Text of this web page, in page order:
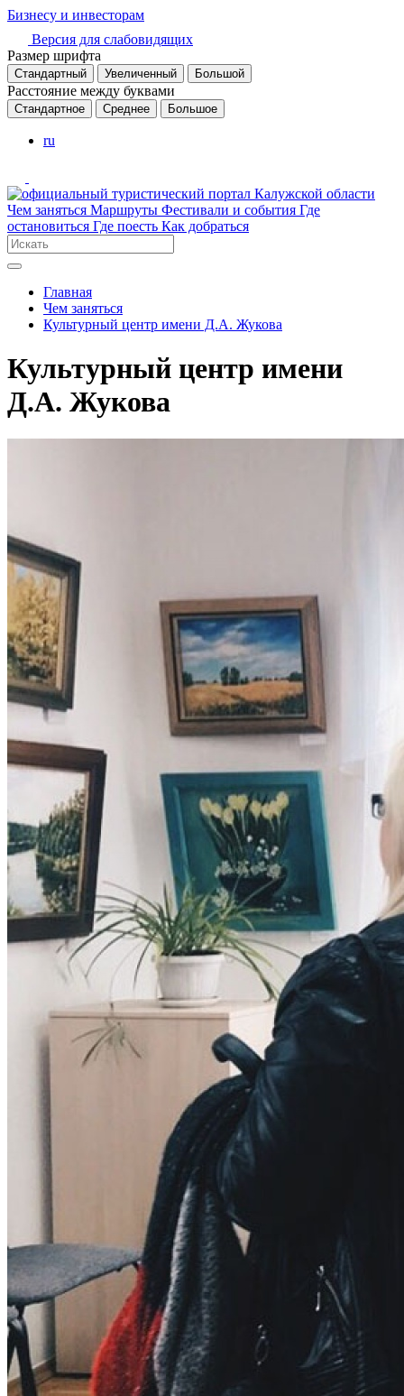
Бизнесу и инвесторам
Версия для слабовидящих
Размер шрифта
Стандартный Увеличенный Большой
Расстояние между буквами
Стандартное Среднее Большое
ru
Чем заняться Маршруты Фестивали и события Где
остановиться Где поесть Как добраться
Главная
Чем заняться
Культурный центр имени Д.А. Жукова
Культурный центр имени
Д.А. Жукова